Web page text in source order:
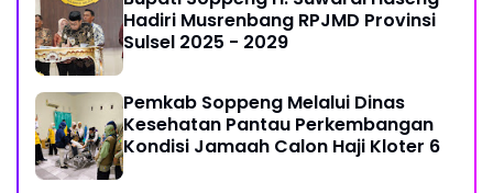
Hadiri Musrenbang RPJMD Provinsi
Sulsel 2025 - 2029
Pemkab Soppeng Melalui Dinas
Kesehatan Pantau Perkembangan
Kondisi Jamaah Calon Haji Kloter 6